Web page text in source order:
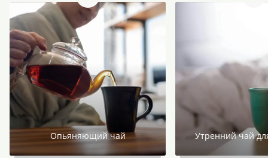
Опьяняющий чай Утренний чай